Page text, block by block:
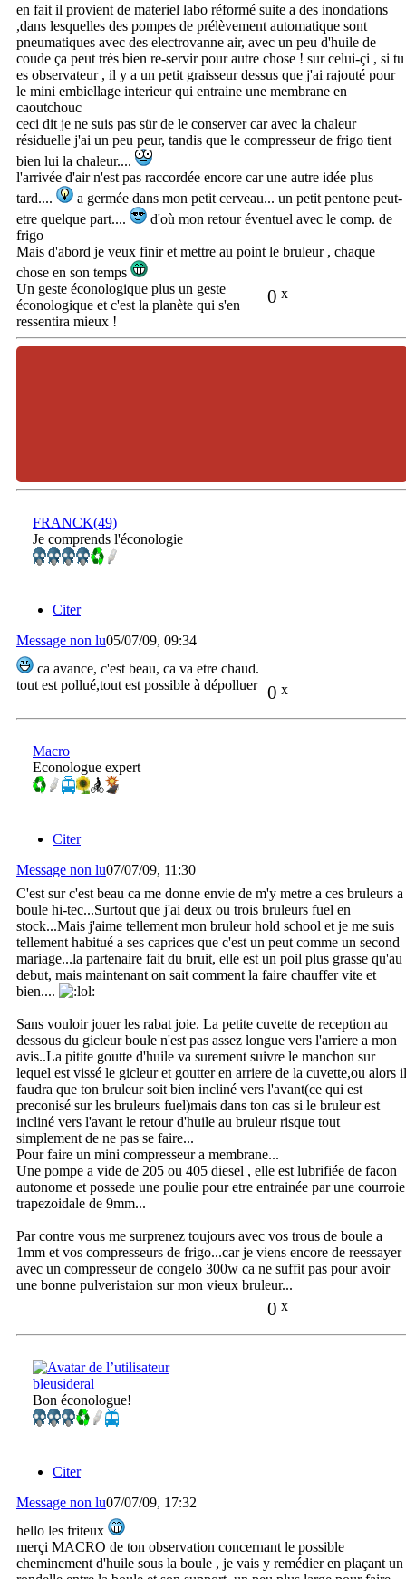
en fait il provient de materiel labo réformé suite a des inondations
,dans lesquelles des pompes de prélèvement automatique sont
pneumatiques avec des electrovanne air, avec un peu d'huile de
coude ça peut très bien re-servir pour autre chose ! sur celui-çi , si tu
es observateur , il y a un petit graisseur dessus que j'ai rajouté pour
le mini embiellage interieur qui entraine une membrane en
caoutchouc
ceci dit je ne suis pas sür de le conserver car avec la chaleur
résiduelle j'ai un peu peur, tandis que le compresseur de frigo tient
bien lui la chaleur....
l'arrivée d'air n'est pas raccordée encore car une autre idée plus
tard....
a germée dans mon petit cerveau... un petit pentone peut-
etre quelque part....
d'où mon retour éventuel avec le comp. de
frigo
Mais d'abord je veux finir et mettre au point le bruleur , chaque
chose en son temps
0 x
Un geste éconologique plus un geste
éconologique et c'est la planète qui s'en
ressentira mieux !
FRANCK(49)
Je comprends l'éconologie
Citer
Message non lu05/07/09, 09:34
ca avance, c'est beau, ca va etre chaud.
0 x
tout est pollué,tout est possible à dépolluer
Macro
Econologue expert
Citer
Message non lu07/07/09, 11:30
C'est sur c'est beau ca me donne envie de m'y metre a ces bruleurs a
boule hi-tec...Surtout que j'ai deux ou trois bruleurs fuel en
stock...Mais j'aime tellement mon bruleur hold school et je me suis
tellement habitué a ses caprices que c'est un peut comme un second
mariage...la partenaire fait du bruit, elle est un poil plus grasse qu'au
debut, mais maintenant on sait comment la faire chauffer vite et
bien....
Sans vouloir jouer les rabat joie. La petite cuvette de reception au
dessous du gicleur boule n'est pas assez longue vers l'arriere a mon
avis..La pitite goutte d'huile va surement suivre le manchon sur
lequel est vissé le gicleur et goutter en arriere de la cuvette,ou alors il
faudra que ton bruleur soit bien incliné vers l'avant(ce qui est
preconisé sur les bruleurs fuel)mais dans ton cas si le bruleur est
incliné vers l'avant le retour d'huile au bruleur risque tout
simplement de ne pas se faire...
Pour faire un mini compresseur a membrane...
Une pompe a vide de 205 ou 405 diesel , elle est lubrifiée de facon
autonome et possede une poulie pour etre entrainée par une courroie
trapezoidale de 9mm...
Par contre vous me surprenez toujours avec vos trous de boule a
1mm et vos compresseurs de frigo...car je viens encore de reessayer
avec un compresseur de congelo 300w ca ne suffit pas pour avoir
une bonne pulveristaion sur mon vieux bruleur...
0 x
bleusideral
Bon éconologue!
Citer
Message non lu07/07/09, 17:32
hello les friteux
merçi MACRO de ton observation concernant le possible
cheminement d'huile sous la boule , je vais y remédier en plaçant un